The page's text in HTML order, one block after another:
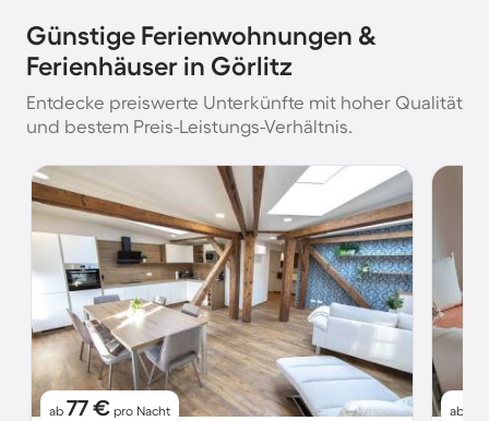
Günstige Ferienwohnungen &
Ferienhäuser in Görlitz
Entdecke preiswerte Unterkünfte mit hoher Qualität
und bestem Preis-Leistungs-Verhältnis.
ab 77 € pro Nacht ab